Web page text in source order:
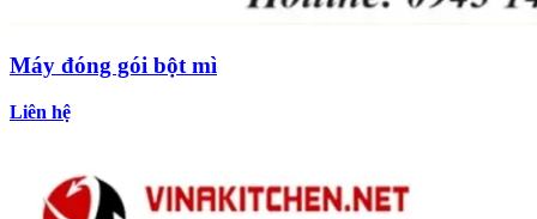
Máy đóng gói bột mì
Liên hệ